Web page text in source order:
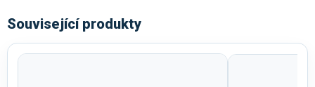
Související produkty